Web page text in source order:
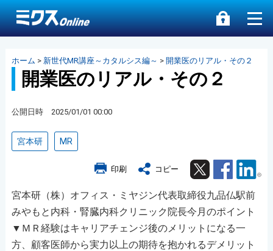
ホーム > 新世代MR講座～カタルシス編～ > 開業医のリアル・その２
開業医のリアル・その２
公開日時 2025/01/01 00:00
宮本研 MR
印刷 コピー Twitter Facebook
宮本研（株）オフィス・ミヤジン代表取締役九品仏駅前
みやもと内科・腎臓内科クリニック院長今月のポイント
▼ＭＲ経験はキャリアチェンジ後のメリットになる一
方、顧客医師から実力以上の期待を抱かれるデメリット